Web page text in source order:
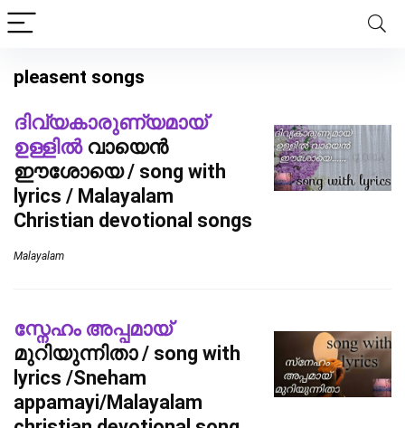
pleasent songs
ദിവ്യകാരുണ്യമായ്
ഉള്ളിൽവായെൻ
ഈശോയെ / song with
lyrics / Malayalam
Christian devotional songs
Malayalam
സ്നേഹം അപ്പമായ്
മുറിയുന്നിതാ / song with
lyrics /Sneham
appamayi/Malayalam